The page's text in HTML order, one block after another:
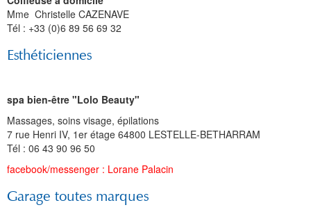
Mme Christelle CAZENAVE
Tél : +33 (0)6 89 56 69 32
Esthéticiennes
spa bien-être "Lolo Beauty"
Massages, soins visage, épilations
7 rue Henri IV, 1er étage 64800 LESTELLE-BETHARRAM
Tél : 06 43 90 96 50
facebook/messenger : Lorane Palacin
Garage toutes marques